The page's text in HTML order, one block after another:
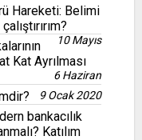
Hareketi: Belimi
10 Mayıs
Kat Ayrılması
6 Haziran
9 Ocak 2020
bankacılık
Katılım